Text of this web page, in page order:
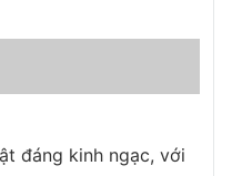
đáng kinh ngạc, với